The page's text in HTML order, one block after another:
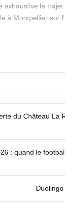
exhaustive le
à Montpellier sur
du Château La
: quand le